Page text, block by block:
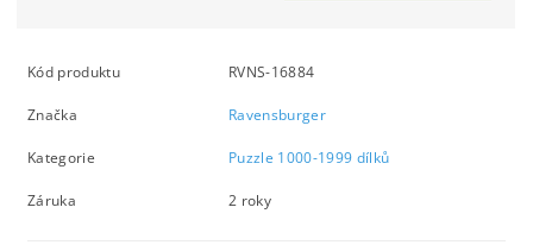
Kód produktu RVNS-16884
Značka Ravensburger
Kategorie Puzzle 1000-1999 dílků
Záruka 2 roky